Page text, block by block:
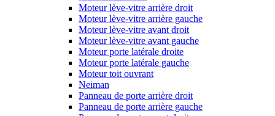
Moteur lève-vitre arrière droit
Moteur lève-vitre arrière gauche
Moteur lève-vitre avant droit
Moteur lève-vitre avant gauche
Moteur porte latérale droite
Moteur porte latérale gauche
Moteur toit ouvrant
Neiman
Panneau de porte arrière droit
Panneau de porte arrière gauche